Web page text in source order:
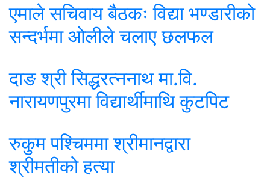
एमाले सचिवाय बैठकः विद्या भण्डारीको
सन्दर्भमा ओलीले चलाए छलफल
दाङ श्री सिद्धरत्ननाथ मा.वि.
नारायणपुरमा विद्यार्थीमाथि कुटपिट
रुकुम पश्चिममा श्रीमानद्वारा
श्रीमतीको हत्या